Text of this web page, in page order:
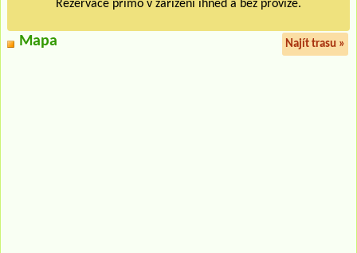
Rezervace přímo v zařízení ihned a bez provize.
Mapa Najít trasu »